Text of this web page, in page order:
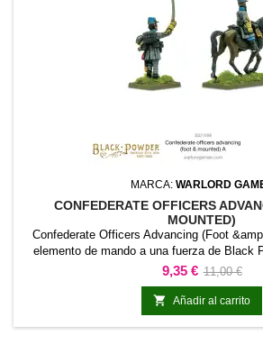
MARCA: WARLORD
CONFEDERATE OFFICERS
MOUNTED)
Confederate Officers Advancing (Foot
elemento de mando a una fuerza de Black
permite identificar oficiales, líderes o
dentro de la formación.Es adecuada para
cuarteles generales, escenarios narrativos y
Precio
9,35 € Precio
base
11,00 €
 Añadir al carrito